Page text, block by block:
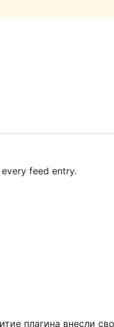
feed entry.
плагина внесли